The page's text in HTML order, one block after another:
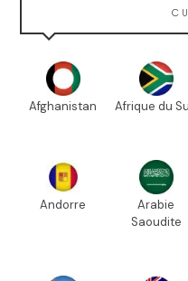
Afghanistan Afrique du
Andorre
Arabie
Saoudite